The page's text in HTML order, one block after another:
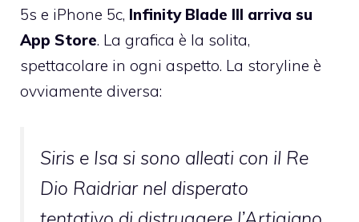
5s e iPhone 5c, Infinity Blade III arriva su
App Store. La grafica è la solita,
spettacolare in ogni aspetto. La storyline è
ovviamente diversa:
Siris e Isa si sono alleati con il Re
Dio Raidriar nel disperato